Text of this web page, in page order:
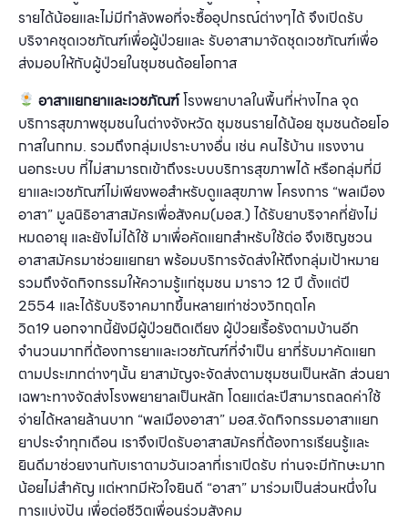
รายได้น้อยและไม่มีกำลังพอที่จะซื้ออุปกรณ์ต่างๆได้ จึงเปิดรับ
บริจาคชุดเวชภัณฑ์เพื่อผู้ป่วยและ รับอาสามาจัดชุดเวชภัณฑ์เพื่อ
ส่งมอบให้กับผู้ป่วยในชุมชนด้อยโอกาส
อาสาแยกยาและเวชภัณฑ์โรงพยาบาลในพื้นที่ห่างไกล จุด
บริการสุขภาพชุมชนในต่างจังหวัด ชุมชนรายได้น้อย ชุมชนด้อยโอ
กาสในกทม. รวมถึงกลุ่มเปราะบางอื่น เช่น คนไร้บ้าน แรงงาน
นอกระบบ ที่ไม่สามารถเข้าถึงระบบบริการสุขภาพได้ หรือกลุ่มที่มี
ยาและเวชภัณฑ์ไม่เพียงพอสำหรับดูแลสุขภาพ โครงการ “พลเมือง
อาสา” มูลนิธิอาสาสมัครเพื่อสังคม(มอส.) ได้รับยาบริจาคที่ยังไม่
หมดอายุ และยังไม่ได้ใช้ มาเพื่อคัดแยกสำหรับใช้ต่อ จึงเชิญชวน
อาสาสมัครมาช่วยแยกยา พร้อมบริการจัดส่งให้ถึงกลุ่มเป้าหมาย
รวมถึงจัดกิจกรรมให้ความรู้แก่ชุมชน มาราว 12 ปี ตั้งแต่ปี
2554 และได้รับบริจาคมากขึ้นหลายเท่าช่วงวิกฤตโค
วิด19 นอกจากนี้ยังมีผู้ป่วยติดเตียง ผู้ป่วยเรื้อรังตามบ้านอีก
จำนวนมากที่ต้องการยาและเวชภัณฑ์ที่จำเป็น ยาที่รับมาคัดแยก
ตามประเภทต่างๆนั้น ยาสามัญจะจัดส่งตามชุมชนเป็นหลัก ส่วนยา
เฉพาะทางจัดส่งโรงพยายาลเป็นหลัก โดยแต่ละปีสามารถลดค่าใช้
จ่ายได้หลายล้านบาท “พลเมืองอาสา” มอส.จัดกิจกรรมอาสาแยก
ยาประจำทุกเดือน เราจึงเปิดรับอาสาสมัครที่ต้องการเรียนรู้และ
ยินดีมาช่วยงานกับเราตามวันเวลาที่เราเปิดรับ ท่านจะมีทักษะมาก
น้อยไม่สำคัญ แต่หากมีหัวใจยินดี “อาสา” มาร่วมเป็นส่วนหนึ่งใน
การแบ่งปัน เพื่อต่อชีวิตเพื่อนร่วมสังคม